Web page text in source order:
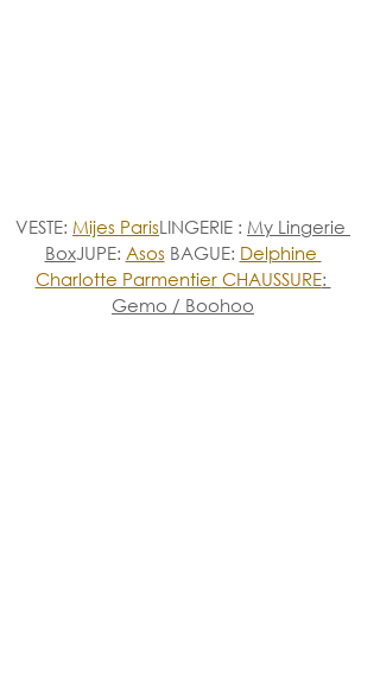
VESTE: Mijes ParisLINGERIE : My Lingerie
BoxJUPE: Asos BAGUE: Delphine
Charlotte Parmentier CHAUSSURE:
Gemo / Boohoo